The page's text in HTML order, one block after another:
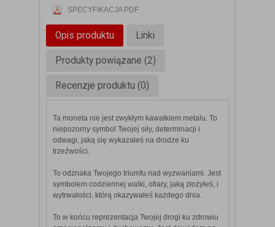
SPECYFIKACJA PDF
Opis produktu Linki
Produkty powiązane (2)
Recenzje produktu (0)
Ta moneta nie jest zwykłym kawałkiem metalu. To
niepozorny symbol Twojej siły, determinacji i
odwagi, jaką się wykazałeś na drodze ku
trzeźwości.
To odznaka Twojego triumfu nad wyzwaniami. Jest
symbolem codziennej walki, ofiary, jaką złożyłeś, i
wytrwałości, którą okazywałeś każdego dnia.
To w końcu reprezentacja Twojej drogi ku zdrowiu